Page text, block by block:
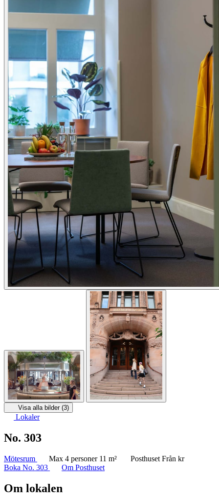
Visa alla bilder (3)
Lokaler
No. 303
Mötesrum Max 4 personer 11 m² Posthuset Från kr
Boka No. 303
Om Posthuset
Om lokalen